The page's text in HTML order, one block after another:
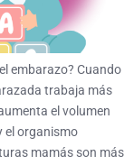
embarazo? Cuando
trabaja más
el volumen
el organismo
mamás son más